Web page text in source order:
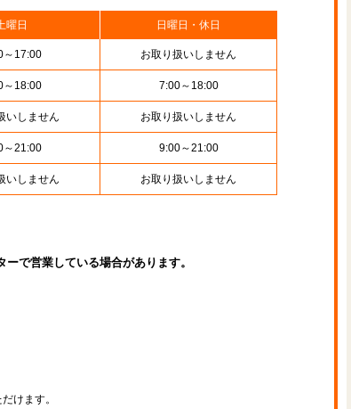
曜日 日曜日・休日
～17:00 お取り扱いしません
～18:00 7:00～18:00
いしません お取り扱いしません
～21:00 9:00～21:00
いしません お取り扱いしません
で営業している場合があります。
けます。